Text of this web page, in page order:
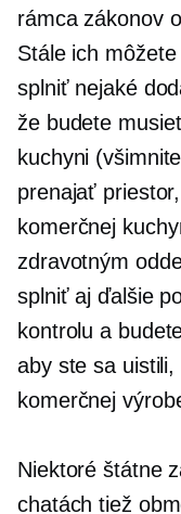
rámca zákonov
Stále ich
splniť nejaké
že budete
kuchyni
prenajať
komerčnej
zdravotným
splniť aj ďalšie
kontrolu a
aby ste sa
komerčnej
Niektoré štátne
chatách tiež